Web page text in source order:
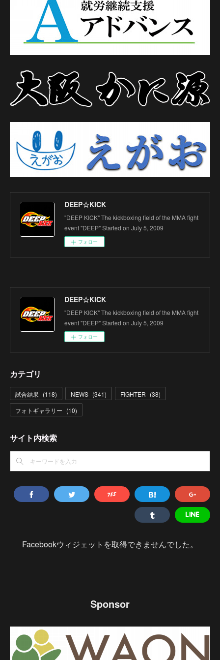
DEEP☆KICK
"DEEP KICK" The kickboxing field of the MMA fight
event "DEEP" Started on July 5, 2009
フォロー
DEEP☆KICK
"DEEP KICK" The kickboxing field of the MMA fight
event "DEEP" Started on July 5, 2009
フォロー
カテゴリ
試合結果 (118) NEWS (341) FIGHTER (38)
フォトギャラリー (10)
サイト内検索
Facebookウィジェットを取得できませんでした。
Sponsor